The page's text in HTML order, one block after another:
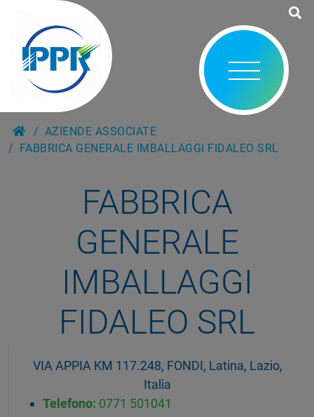
AZIENDE ASSOCIATE
FABBRICA GENERALE IMBALLAGGI FIDALEO SRL
FABBRICA
GENERALE
IMBALLAGGI
FIDALEO SRL
VIA APPIA KM 117.248, FONDI, Latina, Lazio,
Italia
Telefono: 0771 501041